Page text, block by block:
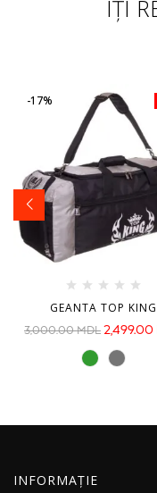
ÎȚI
-17%
GEANTA TOP KING
3,000.00MDL 2,499.00
INFORMAȚIE